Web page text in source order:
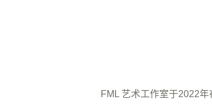
FML 艺术工作室于2022